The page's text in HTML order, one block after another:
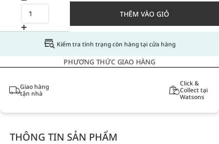
THÊM VÀO GIỎ
Kiểm tra tình trạng còn hàng tại cửa hàng
PHƯƠNG THỨC GIAO HÀNG
Giao hàng
tận nhà
Click &
Collect tại
Watsons
THÔNG TIN SẢN PHẨM